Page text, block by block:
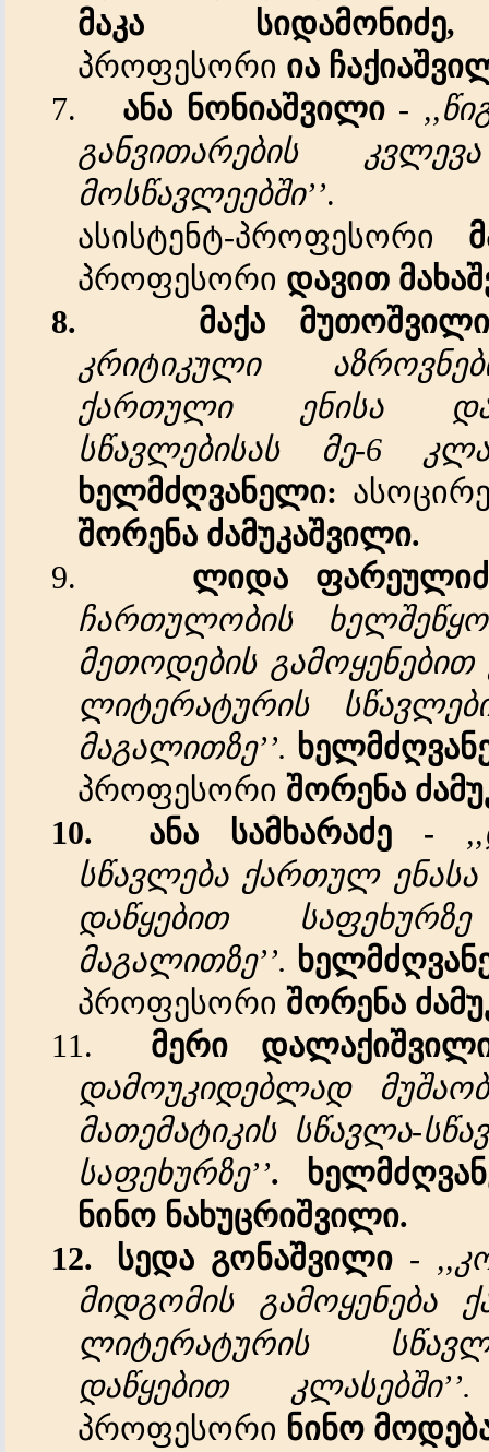
მაკა
სიდამონიძე,
პროფესორი ია
7.
ანა ნონიაშვილი- ,,
განვითარების
კვლევა
მოსწავლეებში’’
ასისტენტ-პროფესორი
პროფესორი დავით
8.
მაქა
კრიტიკული
ქართული
ენისა
სწავლებისას
მე-6
ხელმძღვანელი:
შორენა ძამუკაშვილი.
9.
ლიდა
ჩართულობის
მეთოდების გამოყენებით
ლიტერატურის
მაგალითზე’’.
პროფესორი შორენა
10.
ანა სამხარაძე- ,,
სწავლება ქართულ ენასა
დაწყებით
საფეხურზე
მაგალითზე’’.
პროფესორი შორენა
11.
მერი
დამოუკიდებლად
მათემატიკის სწავლა-
საფეხურზე’’.
ნინო ნახუცრიშვილი.
12.
სედა გონაშვილი - ,,
მიდგომის
გამოყენება
ლიტერატურის
დაწყებით
კლასებში’’.
პროფესორი ნინო